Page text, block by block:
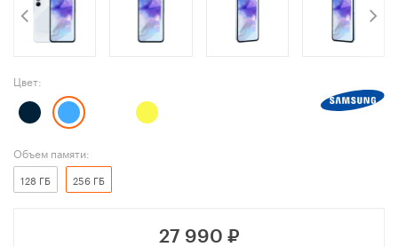
Цвет:
Объем памяти:
128 ГБ 256 ГБ
27 990 ₽